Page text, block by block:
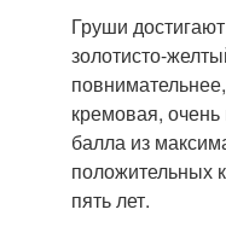
Груши
золотисто-
кремовая,
балла из
положительных
пять лет.